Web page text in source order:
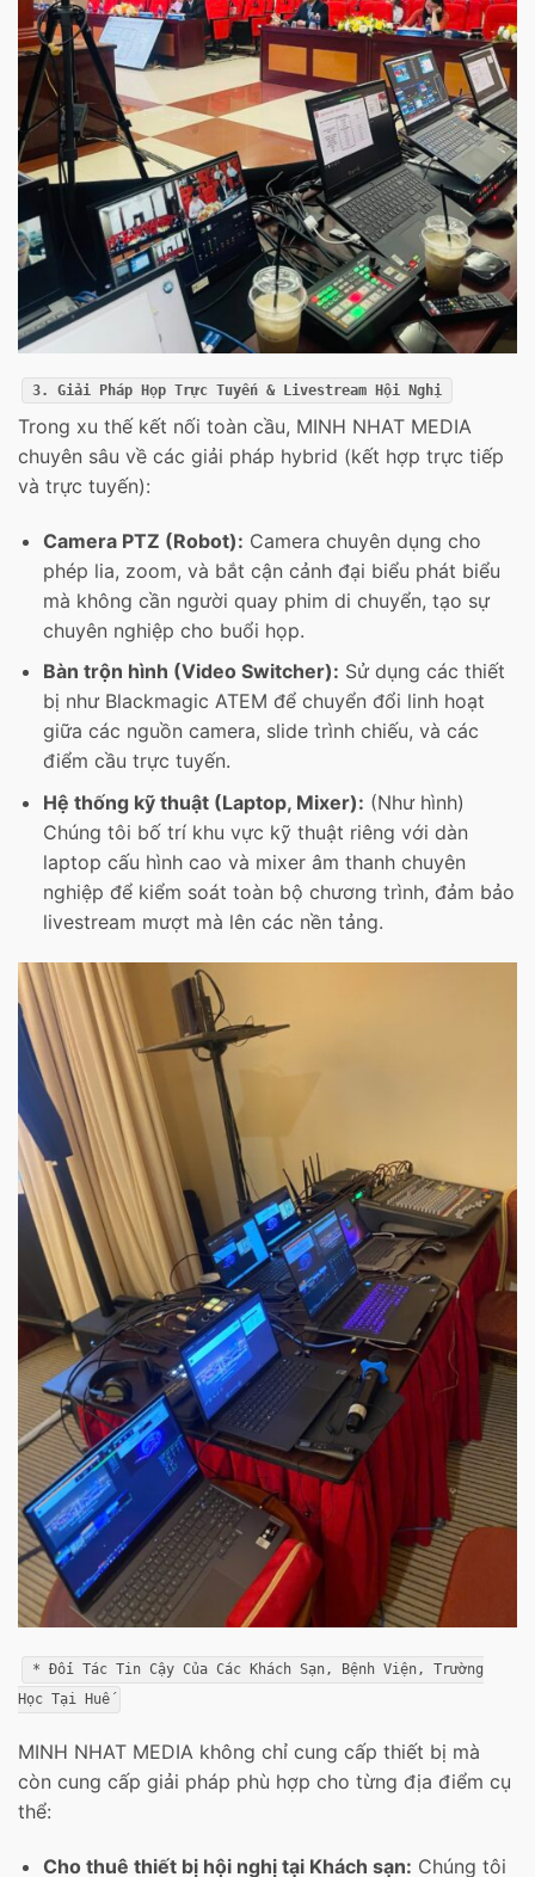
3. Giải Pháp Họp Trực Tuyến & Livestream Hội Nghị
Trong xu thế kết nối toàn cầu, MINH NHAT MEDIA
chuyên sâu về các giải pháp hybrid (kết hợp trực tiếp
và trực tuyến):
Camera PTZ (Robot): Camera chuyên dụng cho
phép lia, zoom, và bắt cận cảnh đại biểu phát biểu
mà không cần người quay phim di chuyển, tạo sự
chuyên nghiệp cho buổi họp.
Bàn trộn hình (Video Switcher): Sử dụng các thiết
bị như Blackmagic ATEM để chuyển đổi linh hoạt
giữa các nguồn camera, slide trình chiếu, và các
điểm cầu trực tuyến.
Hệ thống kỹ thuật (Laptop, Mixer): (Như hình)
Chúng tôi bố trí khu vực kỹ thuật riêng với dàn
laptop cấu hình cao và mixer âm thanh chuyên
nghiệp để kiểm soát toàn bộ chương trình, đảm bảo
livestream mượt mà lên các nền tảng.
* Đối Tác Tin Cậy Của Các Khách Sạn, Bệnh Viện, Trường
Học Tại Huế
MINH NHAT MEDIA không chỉ cung cấp thiết bị mà
còn cung cấp giải pháp phù hợp cho từng địa điểm cụ
thể:
Cho thuê thiết bị hội nghị tại Khách sạn: Chúng tôi